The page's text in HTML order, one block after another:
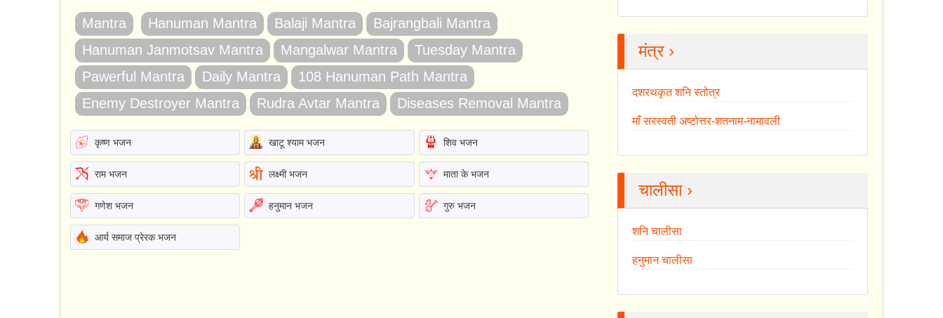
Mantra Hanuman Mantra Balaji Mantra
Bajrangbali Mantra
Hanuman Janmotsav Mantra
Mangalwar Mantra
Tuesday Mantra
Pawerful Mantra
Daily Mantra
108 Hanuman Path Mantra
Enemy Destroyer Mantra
Rudra Avtar Mantra Diseases Removal Mantra
कृष्ण भजन खाटू श्याम भजन शिव भजन
राम भजन लक्ष्मी भजन माता के भजन
गणेश भजन हनुमान भजन गुरु भजन
आर्य समाज प्रेरक भजन
मंत्र ›
दशरथकृत शनि स्तोत्र
माँ सरस्वती अष्टोत्तर-शतनाम-नामावली
चालीसा ›
शनि चालीसा
हनुमान चालीसा